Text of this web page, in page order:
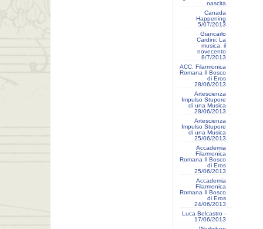
nascita
Canada
Happening
5/07/2013
Giancarlo
Cardini: La
musica, il
novecento
8/7/2013
ACC. Filarmonica
Romana Il Bosco
di Eros
28/06/2013
Artescienza
Impulso Stupore
di una Musica
28/06/2013
Artescienza
Impulso Stupore
di una Musica
25/06/2013
Accademia
Filarmonica
Romana Il Bosco
di Eros
25/06/2013
Accademia
Filarmonica
Romana Il Bosco
di Eros
24/06/2013
Luca Belcastro -
17/06/2013